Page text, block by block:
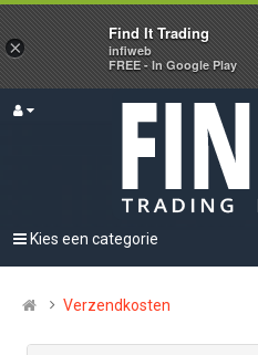
Kies een categorie
Verzendkosten
VERPAKKINGSMATERIALEN
×
Find It Trading
infiweb
FREE - In Google Play